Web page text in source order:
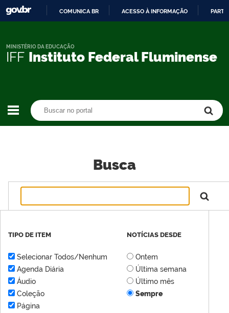
CONTEÚDO
COMUNICA BR ACESSO À INFORMAÇÃO
IFF Instituto Federal Fluminense
MINISTÉRIO DA EDUCAÇÃO
Busca
TIPO DE ITEM
Selecionar Todos/Nenhum
Agenda Diária
Áudio
Coleção
Página
NOTÍCIAS DESDE
Ontem
Última semana
Último mês
Sempre